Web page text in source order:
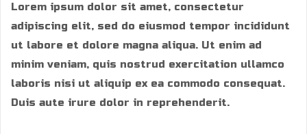
Lorem ipsum dolor sit amet, consectetur
adipiscing elit, sed do eiusmod tempor incididunt
ut labore et dolore magna aliqua. Ut enim ad
minim veniam, quis nostrud exercitation ullamco
laboris nisi ut aliquip ex ea commodo consequat.
Duis aute irure dolor in reprehenderit.